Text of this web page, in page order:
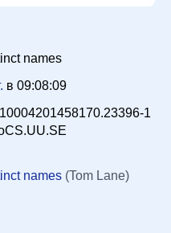
names
в 09:08:09
1
names (Tom Lane)